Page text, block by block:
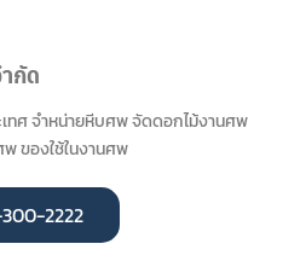
กัด
ทศ จำหน่ายหีบศพ จัดดอกไม้งานศพ
ของใช้ในงานศพ
2222